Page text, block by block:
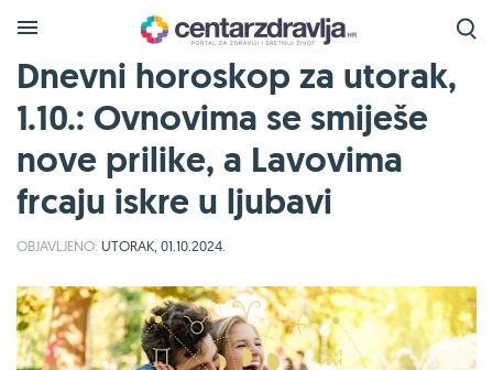
Dnevni horoskop za utorak,
1.10.: Ovnovima se smiješe
nove prilike, a Lavovima
frcaju iskre u ljubavi
OBJAVLJENO: UTORAK, 01.10.2024.